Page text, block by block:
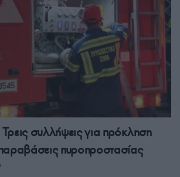
συλλήψεις για πρόκληση
πυροπροστασίας